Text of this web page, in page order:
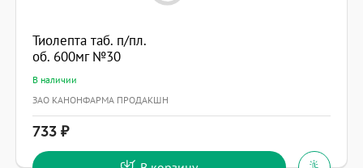
Тиолепта таб. п/пл.
об. 600мг №30
В наличии
ЗАО КАНОНФАРМА ПРОДАКШН
733